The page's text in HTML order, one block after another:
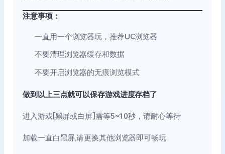
注意事项：
一直用一个浏览器玩，推荐UC浏览器
不要清理浏览器缓存和数据
不要开启浏览器的无痕浏览模式
做到以上三点就可以保存游戏进度存档了
进入游戏[黑屏或白屏]需等5~10秒，请耐心等待
加载一直白黑屏,请更换其他浏览器即可畅玩